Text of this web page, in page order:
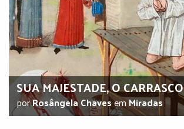
SUA MAJESTADE, O CARRASCO
porRosângela ChavesemMiradas